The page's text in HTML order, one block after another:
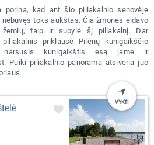
porina, kad ant šio piliakalnio senovėje
toks aukštas. Čia žmonės eidavo
taip ir supylė šį piliakalnį. Dar
priklausė Pilėnų kunigaikščio
kunigaikštis esą jame ir
Puiki piliakalnio panorama atsiveria juo
VYKTI